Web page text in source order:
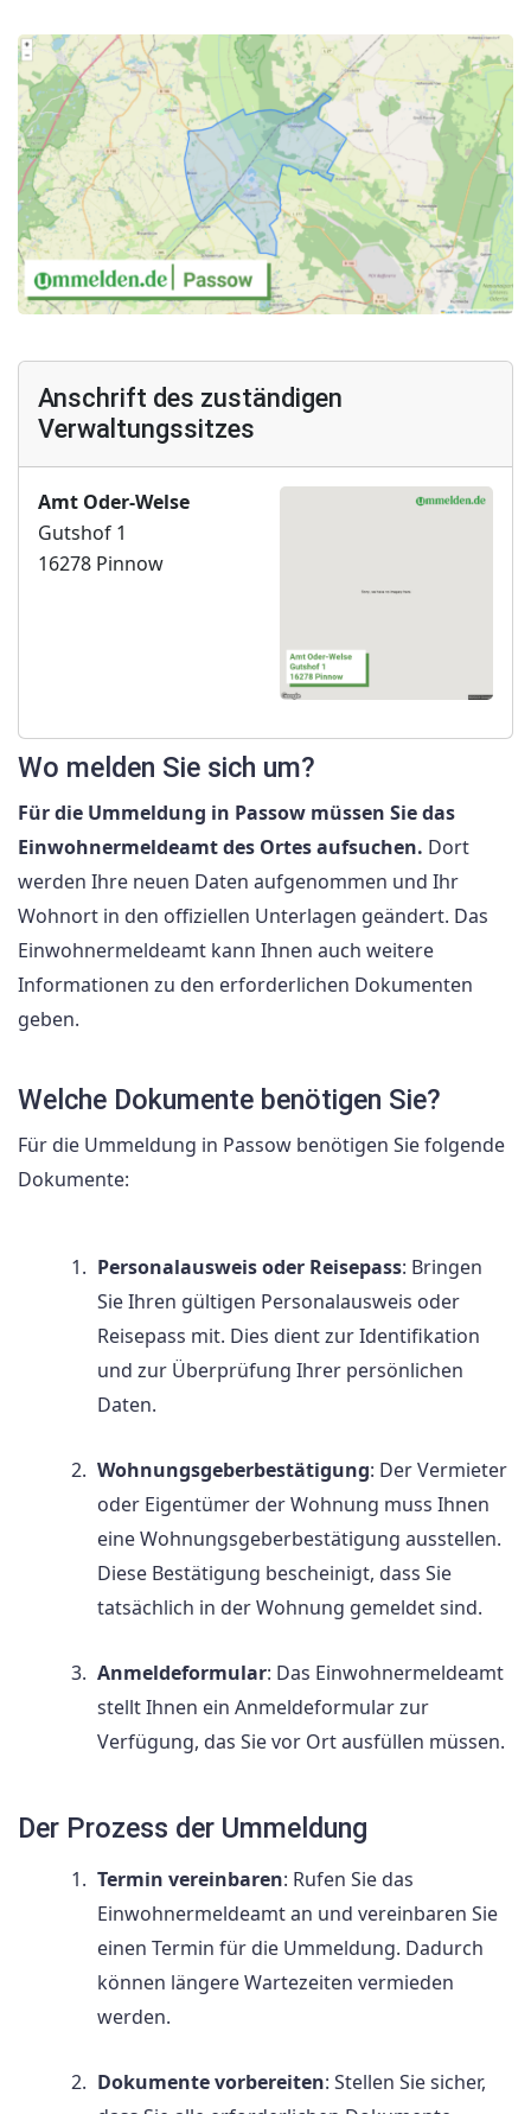
Anschrift des zuständigen
Verwaltungssitzes
Amt Oder-Welse
Gutshof 1
16278 Pinnow
Wo melden Sie sich um?
Für die Ummeldung in Passow müssen Sie das
Einwohnermeldeamt des Ortes aufsuchen. Dort
werden Ihre neuen Daten aufgenommen und Ihr
Wohnort in den offiziellen Unterlagen geändert. Das
Einwohnermeldeamt kann Ihnen auch weitere
Informationen zu den erforderlichen Dokumenten
geben.
Welche Dokumente benötigen Sie?
Für die Ummeldung in Passow benötigen Sie folgende
Dokumente:
Personalausweis oder Reisepass: Bringen
Sie Ihren gültigen Personalausweis oder
Reisepass mit. Dies dient zur Identifikation
und zur Überprüfung Ihrer persönlichen
Daten.
Wohnungsgeberbestätigung: Der Vermieter
oder Eigentümer der Wohnung muss Ihnen
eine Wohnungsgeberbestätigung ausstellen.
Diese Bestätigung bescheinigt, dass Sie
tatsächlich in der Wohnung gemeldet sind.
Anmeldeformular: Das Einwohnermeldeamt
stellt Ihnen ein Anmeldeformular zur
Verfügung, das Sie vor Ort ausfüllen müssen.
Der Prozess der Ummeldung
Termin vereinbaren: Rufen Sie das
Einwohnermeldeamt an und vereinbaren Sie
einen Termin für die Ummeldung. Dadurch
können längere Wartezeiten vermieden
werden.
Dokumente vorbereiten: Stellen Sie sicher,